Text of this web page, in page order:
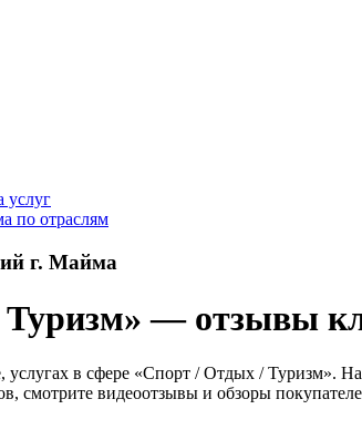
услуг
по отраслям
г. Майма
— отзывы
в сфере «Спорт / Отдых / Туризм».
смотрите видеоотзывы и обзоры